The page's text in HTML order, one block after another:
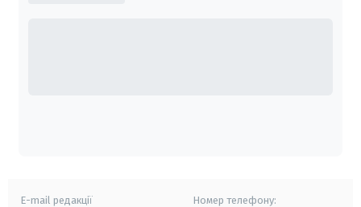
E-mail редакції Номер телефону: